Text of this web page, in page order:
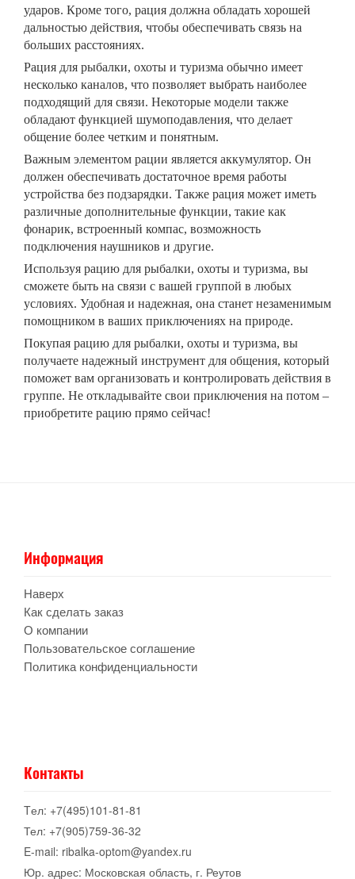
ударов. Кроме того, рация должна обладать хорошей
дальностью действия, чтобы обеспечивать связь на
больших расстояниях.
Рация для рыбалки, охоты и туризма обычно имеет
несколько каналов, что позволяет выбрать наиболее
подходящий для связи. Некоторые модели также
обладают функцией шумоподавления, что делает
общение более четким и понятным.
Важным элементом рации является аккумулятор. Он
должен обеспечивать достаточное время работы
устройства без подзарядки. Также рация может иметь
различные дополнительные функции, такие как
фонарик, встроенный компас, возможность
подключения наушников и другие.
Используя рацию для рыбалки, охоты и туризма, вы
сможете быть на связи с вашей группой в любых
условиях. Удобная и надежная, она станет незаменимым
помощником в ваших приключениях на природе.
Покупая рацию для рыбалки, охоты и туризма, вы
получаете надежный инструмент для общения, который
поможет вам организовать и контролировать действия в
группе. Не откладывайте свои приключения на потом –
приобретите рацию прямо сейчас!
Информация
Наверх
Как сделать заказ
О компании
Пользовательское соглашение
Политика конфиденциальности
Контакты
Tел: +7(495)101-81-81
Тел: +7(905)759-36-32
E-mail: ribalka-optom@yandex.ru
Юр. адрес: Московская область, г. Реутов